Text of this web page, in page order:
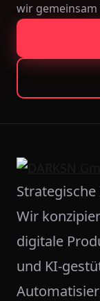
wir
Wir
digitale
und KI-